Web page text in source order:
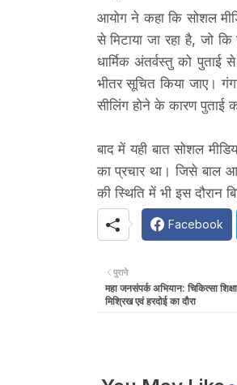
आयोग ने कहा कि सोशल
से मिटाया जा रहा है, जो
धार्मिक अंतर्वस्तु को
भीतर सूचित किया जाए।
सीलिंग होने के कारण पुताई
बाद में यही बात सोशल
का प्रचार था। जिसे बाल
की स्थिति में भी इस दौरान
Facebook
पुराने
महा जनसंपर्क अभियान: चिकित्सा
मिश्रिख एवं हरदोई का दौरा